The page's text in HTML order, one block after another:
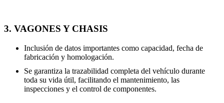
3. VAGONES Y CHASIS
Inclusión de datos importantes como capacidad, fecha de
fabricación y homologación.
Se garantiza la trazabilidad completa del vehículo durante
toda su vida útil, facilitando el mantenimiento, las
inspecciones y el control de componentes.